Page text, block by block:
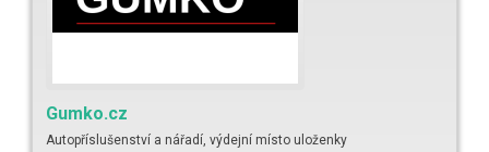
Gumko.cz
Autopříslušenství a nářadí, výdejní místo uloženky